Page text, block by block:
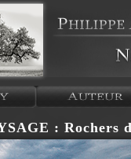
: Rochers